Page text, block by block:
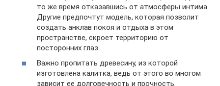
то же время отказавшись от атмосферы интима.
Другие предпочтут модель, которая позволит
создать анклав покоя и отдыха в этом
пространстве, скроет территорию от
посторонних глаз.
Важно пропитать древесину, из которой
изготовлена калитка, ведь от этого во многом
зависит ее долговечность и прочность.